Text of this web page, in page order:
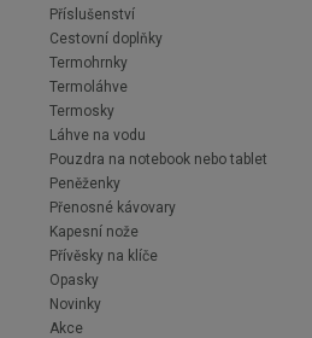
Příslušenství
Cestovní doplňky
Termohrnky
Termoláhve
Termosky
Láhve na vodu
Pouzdra na notebook nebo tablet
Peněženky
Přenosné kávovary
Kapesní nože
Přívěsky na klíče
Opasky
Novinky
Akce